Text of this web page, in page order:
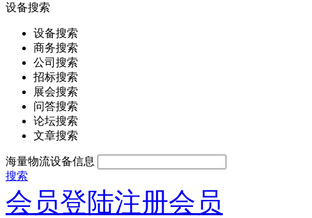
设备搜索
设备搜索
商务搜索
公司搜索
招标搜索
展会搜索
问答搜索
论坛搜索
文章搜索
海量物流设备信息
搜索
会员登陆注册会员